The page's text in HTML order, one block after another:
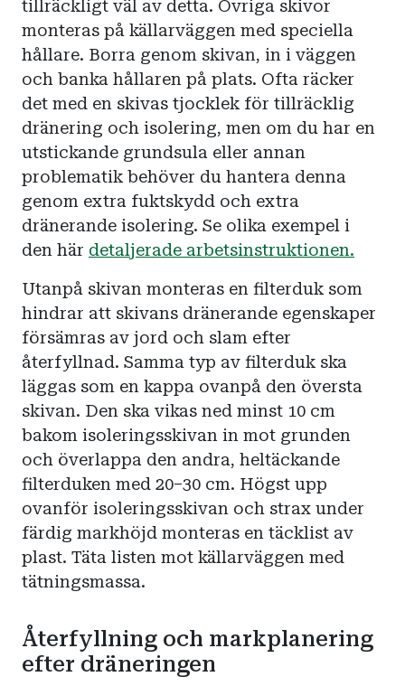
tillräckligt väl av detta. Övriga skivor
monteras på källarväggen med speciella
hållare. Borra genom skivan, in i väggen
och banka hållaren på plats. Ofta räcker
det med en skivas tjocklek för tillräcklig
dränering och isolering, men om du har en
utstickande grundsula eller annan
problematik behöver du hantera denna
genom extra fuktskydd och extra
dränerande isolering. Se olika exempel i
den här detaljerade arbetsinstruktionen.
Utanpå skivan monteras en filterduk som
hindrar att skivans dränerande egenskaper
försämras av jord och slam efter
återfyllnad. Samma typ av filterduk ska
läggas som en kappa ovanpå den översta
skivan. Den ska vikas ned minst 10 cm
bakom isoleringsskivan in mot grunden
och överlappa den andra, heltäckande
filterduken med 20–30 cm. Högst upp
ovanför isoleringsskivan och strax under
färdig markhöjd monteras en täcklist av
plast. Täta listen mot källarväggen med
tätningsmassa.
Återfyllning och markplanering
efter dräneringen